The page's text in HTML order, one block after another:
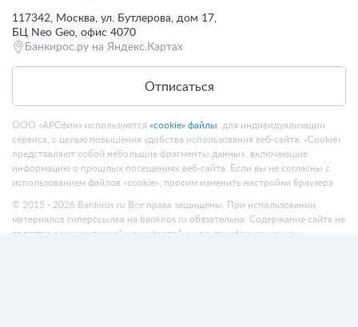
117342, Москва, ул. Бутлерова, дом 17,
БЦ Neo Geo, офис 4070
Банкирос.ру на Яндекс.Картах
Отписаться
ООО «АРСфин» используются «cookie» файлы , для индивидуализации
сервиса, с целью повышения удобства использования веб-сайта. «Cookie»
представляют собой небольшие фрагменты данных, включающие
информацию о прошлых посещениях веб-сайта. Если вы не согласны с
использованием файлов «cookie», просим изменить настройки браузера.
© 2015 - 2026 Bankiros.ru Все права защищены. При использовании
материалов гиперссылка на bankiros.ru обязательна. Содержание сайта не
является рекомендацией или офертой и носит информационно-